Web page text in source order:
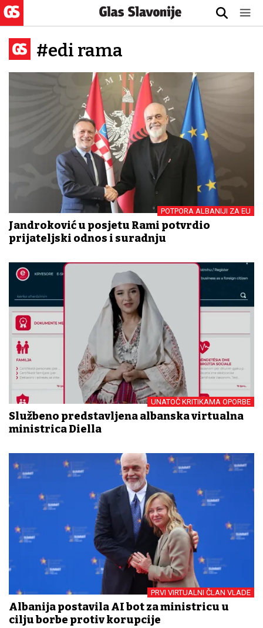
#edi rama
POTPORA ALBANIJI ZA EU
Jandroković u posjetu Rami potvrdio
prijateljski odnos i suradnju
UNATOČ KRITIKAMA OPORBE
Službeno predstavljena albanska virtualna
ministrica Diella
PRVI VIRTUALNI ČLAN VLADE
Albanija postavila AI bot za ministricu u
cilju borbe protiv korupcije